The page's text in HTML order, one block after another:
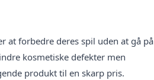
at forbedre deres spil uden at gå på
kosmetiske defekter men
produkt til en skarp pris.